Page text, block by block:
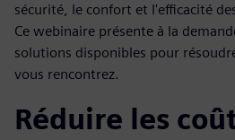
sécurité, le confort et l'efficacité
Ce webinaire présente à la
solutions disponibles pour
vous rencontrez.
Réduire les